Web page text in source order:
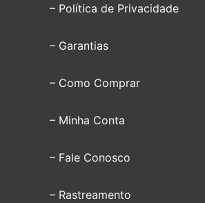
– Política de Privacidade
– Garantias
– Como Comprar
– Minha Conta
– Fale Conosco
– Rastreamento